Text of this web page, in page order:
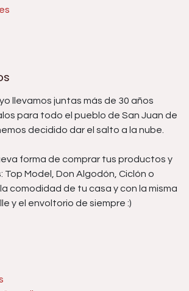
yo llevamos juntas más de 30 años
para todo el pueblo de San Juan de
decidido dar el salto a la nube.
forma de comprar tus productos y
Model, Don Algodón, Ciclón o
comodidad de tu casa y con la misma
y el envoltorio de siempre :)